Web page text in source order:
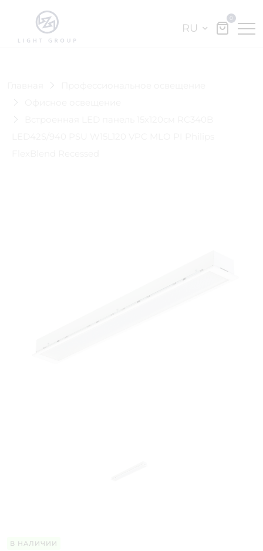
RU
0
В НАЛИЧИИ